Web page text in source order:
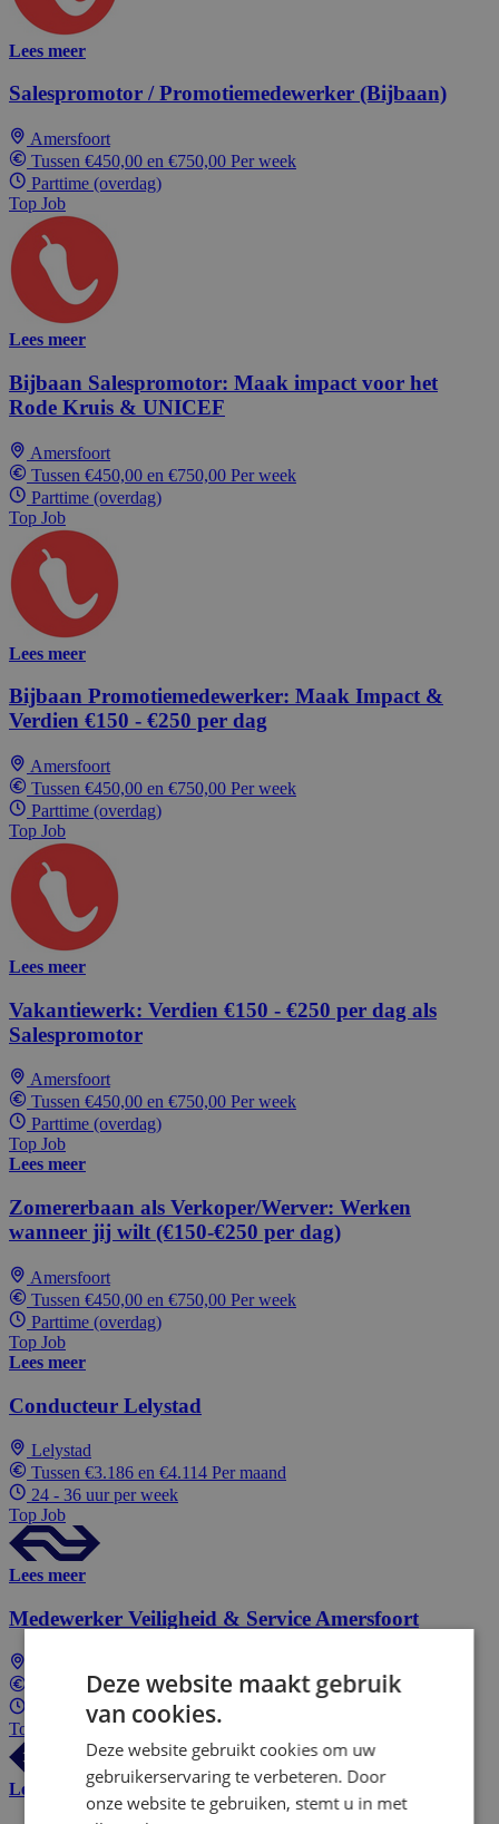
Lees meer
Salespromotor / Promotiemedewerker (Bijbaan)
Amersfoort
Tussen €450,00 en €750,00 Per week
Parttime (overdag)
Top Job
Lees meer
Bijbaan Salespromotor: Maak impact voor het
Rode Kruis & UNICEF
Amersfoort
Tussen €450,00 en €750,00 Per week
Parttime (overdag)
Top Job
Lees meer
Bijbaan Promotiemedewerker: Maak Impact &
Verdien €150 - €250 per dag
Amersfoort
Tussen €450,00 en €750,00 Per week
Parttime (overdag)
Top Job
Lees meer
Vakantiewerk: Verdien €150 - €250 per dag als
Salespromotor
Amersfoort
Tussen €450,00 en €750,00 Per week
Parttime (overdag)
Top Job
Lees meer
Zomererbaan als Verkoper/Werver: Werken
wanneer jij wilt (€150-€250 per dag)
Amersfoort
Tussen €450,00 en €750,00 Per week
Parttime (overdag)
Top Job
Lees meer
Conducteur Lelystad
Lelystad
Tussen €3.186 en €4.114 Per maand
24 - 36 uur per week
Top Job
Lees meer
Medewerker Veiligheid & Service Amersfoort
Tussen €2.725 en €3.186 Per maand
24 - 36 uur per week
Top Job
Lees meer
Deze website maakt gebruik
van cookies.
Deze website gebruikt cookies om uw
gebruikerservaring te verbeteren. Door
onze website te gebruiken, stemt u in met